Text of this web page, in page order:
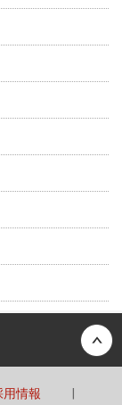
用情報